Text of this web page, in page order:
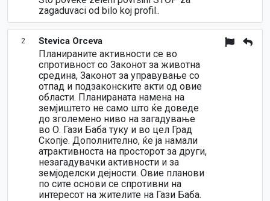
zagaduvaci od bilo koj profil..
2 Stevica Orceva
Планираните активности се во
спротивност со Законот за животна
средина, Законот за управување со
отпад и подзаконските акти од овие
области. Планираната намена на
земјиштето не само што ќе доведе
до зголемено ниво на загадување
во О. Гази Баба туку и во цел Град
Скопје. Дополнително, ќе ја намали
атрактивноста на просторот за други,
незагадувачки активности и за
земјоделски дејности. Овие планови
по сите основи се спротивни на
интересот на жителите на Гази Баба.